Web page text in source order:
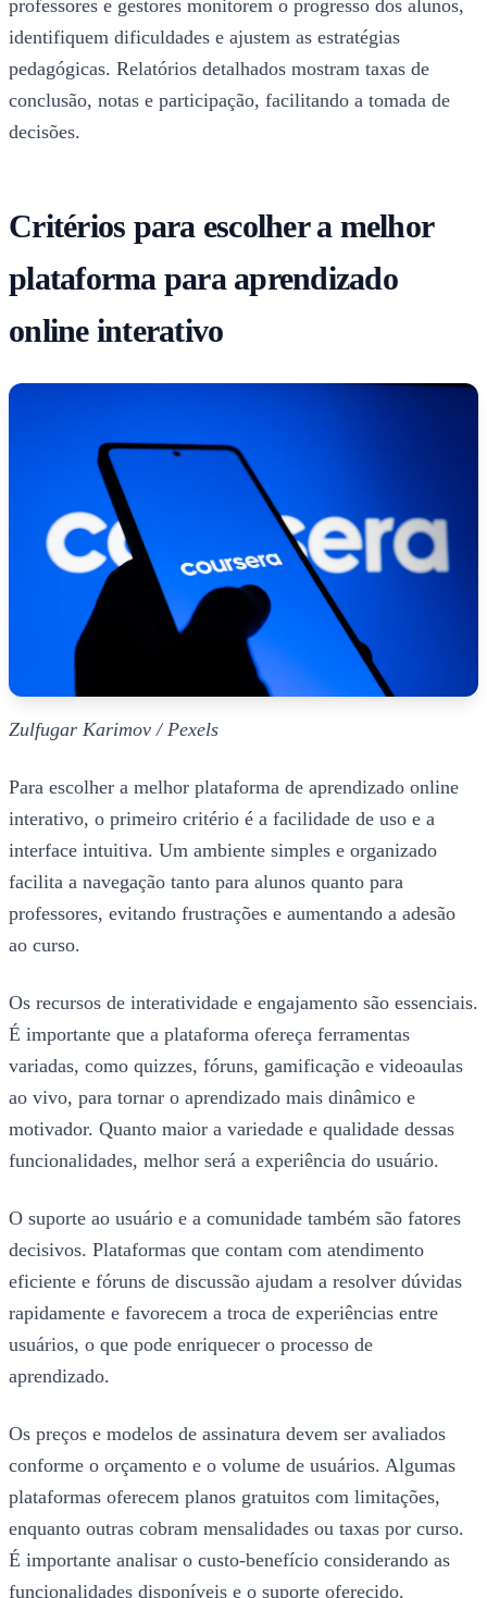
professores e gestores monitorem o progresso dos alunos,
identifiquem dificuldades e ajustem as estratégias
pedagógicas. Relatórios detalhados mostram taxas de
conclusão, notas e participação, facilitando a tomada de
decisões.
Critérios para escolher a melhor
plataforma para aprendizado
online interativo
Zulfugar Karimov / Pexels
Para escolher a melhor plataforma de aprendizado online
interativo, o primeiro critério é a facilidade de uso e a
interface intuitiva. Um ambiente simples e organizado
facilita a navegação tanto para alunos quanto para
professores, evitando frustrações e aumentando a adesão
ao curso.
Os recursos de interatividade e engajamento são essenciais.
É importante que a plataforma ofereça ferramentas
variadas, como quizzes, fóruns, gamificação e videoaulas
ao vivo, para tornar o aprendizado mais dinâmico e
motivador. Quanto maior a variedade e qualidade dessas
funcionalidades, melhor será a experiência do usuário.
O suporte ao usuário e a comunidade também são fatores
decisivos. Plataformas que contam com atendimento
eficiente e fóruns de discussão ajudam a resolver dúvidas
rapidamente e favorecem a troca de experiências entre
usuários, o que pode enriquecer o processo de
aprendizado.
Os preços e modelos de assinatura devem ser avaliados
conforme o orçamento e o volume de usuários. Algumas
plataformas oferecem planos gratuitos com limitações,
enquanto outras cobram mensalidades ou taxas por curso.
É importante analisar o custo-benefício considerando as
funcionalidades disponíveis e o suporte oferecido.